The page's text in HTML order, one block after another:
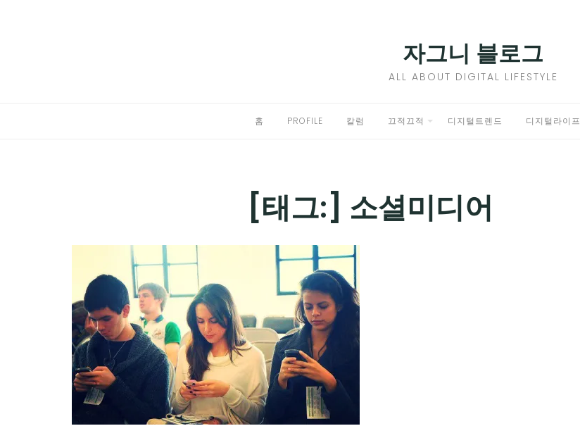
자그니 블로그
ALL ABOUT DIGITAL LIFESTYLE
홈 PROFILE 칼럼 끄적끄적 디지털트렌드 디지털라이프
[태그:] 소셜미디어
CHILD
MENU
EXPAND
CHILD
MENU
EXPAND
CHILD
MENU